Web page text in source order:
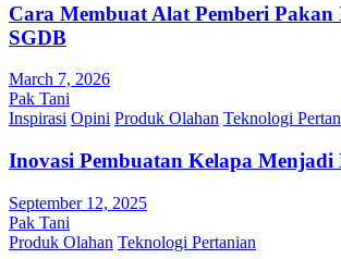
Cara Membuat Alat Pemberi
SGDB
March 7, 2026
Pak Tani
Inspirasi Opini Produk Olahan Teknologi
Inovasi Pembuatan Kelapa
September 12, 2025
Pak Tani
Produk Olahan Teknologi Pertanian